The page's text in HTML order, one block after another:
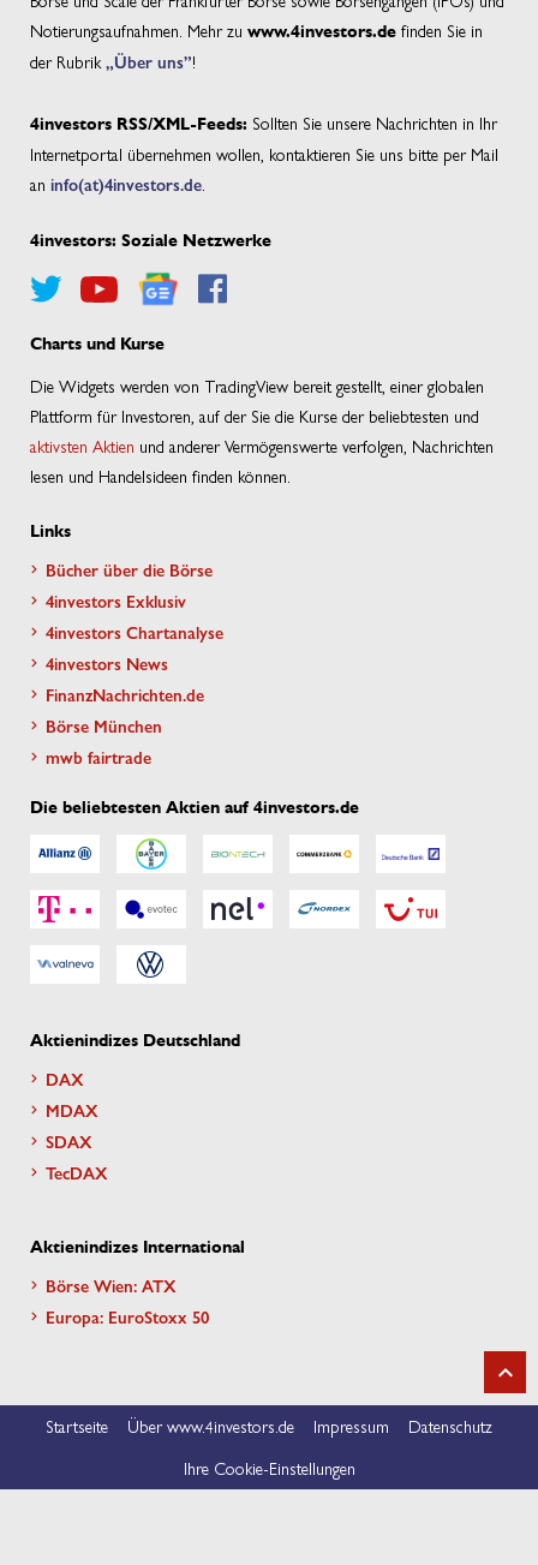
Notierungsaufnahmen. Mehr zu www.4investors.de finden Sie in
der Rubrik„Über uns”!
4investors RSS/XML-Feeds: Sollten Sie unsere Nachrichten in Ihr
Internetportal übernehmen wollen, kontaktieren Sie uns bitte per Mail
an info(at)4investors.de.
4investors: Soziale Netzwerke
Charts und Kurse
Die Widgets werden von TradingView bereit gestellt, einer globalen
Plattform für Investoren, auf der Sie die Kurse der beliebtesten und
aktivsten Aktien und anderer Vermögenswerte verfolgen, Nachrichten
lesen und Handelsideen finden können.
Links
Bücher über die Börse
4investors Exklusiv
4investors Chartanalyse
4investors News
FinanzNachrichten.de
Börse München
mwb fairtrade
Die beliebtesten Aktien auf 4investors.de
Aktienindizes Deutschland
DAX
MDAX
SDAX
TecDAX
Aktienindizes International
Börse Wien: ATX
Europa: EuroStoxx 50
Startseite Über www.4investors.de Impressum
Datenschutz
Ihre Cookie-Einstellungen